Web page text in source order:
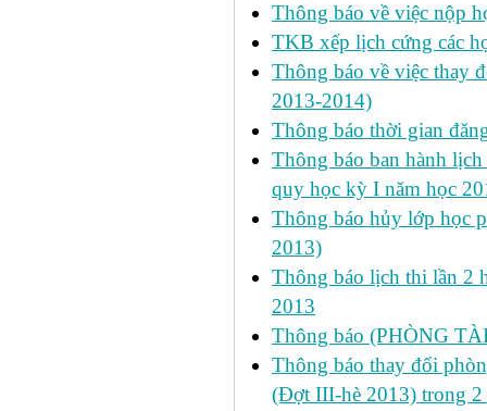
Thông báo về việc nộp
TKB xếp lịch cứng các
Thông báo về việc thay
2013-2014)
Thông báo thời gian
Thông báo ban hành
quy học kỳ I năm học
Thông báo hủy lớp học
2013)
Thông báo lịch thi lần 2
2013
Thông báo (PHÒNG
Thông báo thay đổi
(Đợt III-hè 2013) trong